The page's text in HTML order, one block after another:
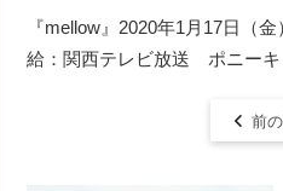
『mellow』2020年1月17日（
給：関西テレビ放送 ポニーキ
前